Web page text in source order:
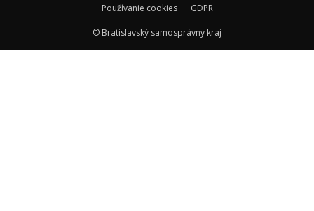
Používanie cookies
GDPR
© Bratislavský samosprávny kraj